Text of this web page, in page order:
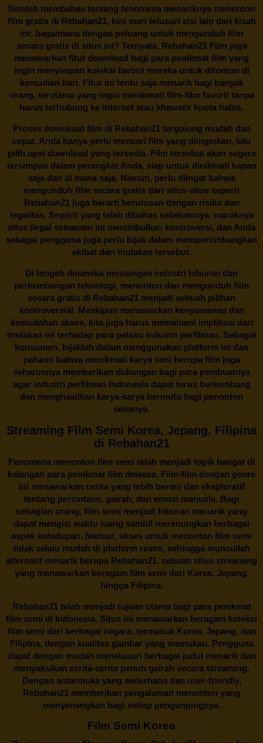
Setelah membahas tentang fenomena menariknya menonton
film gratis di Rebahan21, kini mari telusuri sisi lain dari kisah
ini: bagaimana dengan peluang untuk mengunduh film
secara gratis di situs ini? Ternyata, Rebahan21 Film juga
menawarkan fitur download bagi para penikmat film yang
ingin menyimpan koleksi favorit mereka untuk ditonton di
kemudian hari. Fitur ini tentu saja menarik bagi banyak
orang, terutama yang ingin menikmati film-film favorit tanpa
harus terhubung ke internet atau khawatir kuota habis.
Proses download film di Rebahan21tergolong mudah dan
cepat. Anda hanya perlu mencari film yang diinginkan, lalu
pilih opsi download yang tersedia. Film tersebut akan segera
tersimpan dalam perangkat Anda, siap untuk dinikmati kapan
saja dan di mana saja. Namun, perlu diingat bahwa
mengunduh film secara gratis dari situs-situs seperti
Rebahan21 juga berarti berurusan dengan risiko dan
legalitas. Seperti yang telah dibahas sebelumnya, maraknya
situs ilegal semacam ini menimbulkan kontroversi, dan Anda
sebagai pengguna juga perlu bijak dalam mempertimbangkan
akibat dari tindakan tersebut.
Di tengah dinamika persaingan industri hiburan dan
perkembangan teknologi, menonton dan mengunduh film
secara gratis di Rebahan21 menjadi sebuah pilihan
kontroversial. Meskipun menawarkan kenyamanan dan
kemudahan akses, kita juga harus memahami implikasi dari
tindakan ini terhadap para pelaku industri perfilman. Sebagai
konsumen, bijaklah dalam menggunakan platform ini dan
pahami bahwa menikmati karya seni berupa film juga
seharusnya memberikan dukungan bagi para pembuatnya
agar industri perfilman Indonesia dapat terus berkembang
dan menghasilkan karya-karya bermutu bagi penonton
setianya.
Streaming Film Semi Korea, Jepang, Filipina
di Rebahan21
Fenomena menonton film semi telah menjadi topik hangat di
kalangan para penikmat film dewasa. Film-film dengan genre
ini menawarkan cerita yang lebih berani dan eksploratif
tentang percintaan, gairah, dan emosi manusia. Bagi
sebagian orang, film semi menjadi hiburan menarik yang
dapat mengisi waktu luang sambil merenungkan berbagai
aspek kehidupan. Namun, akses untuk menonton film semi
tidak selalu mudah di platform resmi, sehingga muncullah
alternatif menarik berupa Rebahan21, sebuah situs streaming
yang menawarkan beragam film semi dari Korea, Jepang,
hingga Filipina.
Rebahan21telah menjadi tujuan utama bagi para penikmat
film semi di Indonesia. Situs ini menawarkan beragam koleksi
film semi dari berbagai negara, termasuk Korea, Jepang, dan
Filipina, dengan kualitas gambar yang memukau. Pengguna
dapat dengan mudah menelusuri berbagai judul menarik dan
menyaksikan cerita-cerita penuh gairah secara streaming.
Dengan antarmuka yang sederhana dan user-friendly,
Rebahan21 memberikan pengalaman menonton yang
menyenangkan bagi setiap pengunjungnya.
Film Semi Korea